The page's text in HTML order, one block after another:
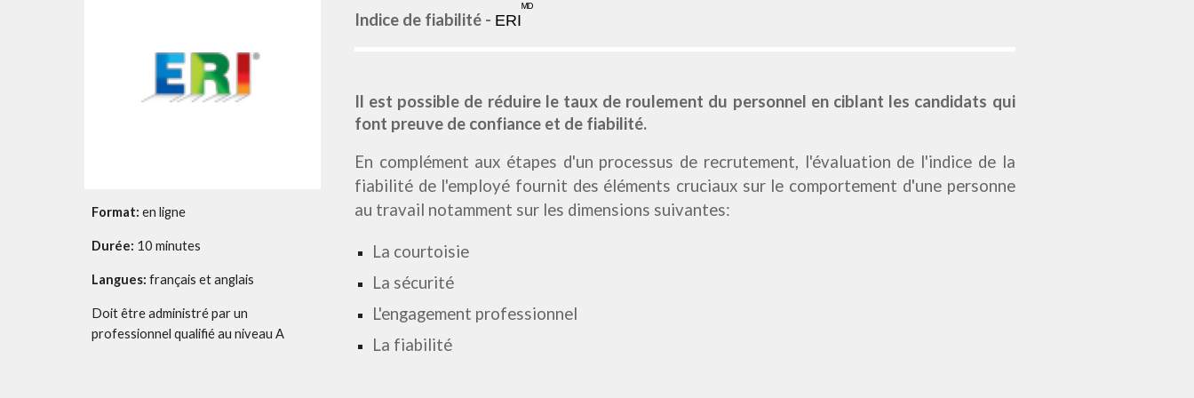
Format: en ligne
Durée: 10 minutes
Langues: français et anglais
Doit être administré par un
professionnel qualifié au niveau A
Indice de fiabilité- ERI
ᴹᴰ
Il est possible de réduire le taux de roulement du personnel en ciblant les candidats qui
font preuve de confiance et de fiabilité.
En complément aux étapes d'un processus de recrutement, l'évaluation de l'indice de la
fiabilité de l'employé fournit des éléments cruciaux sur le comportement d'une personne
au travail notamment sur les dimensions suivantes:
La courtoisie
La sécurité
L'engagement professionnel
La fiabilité